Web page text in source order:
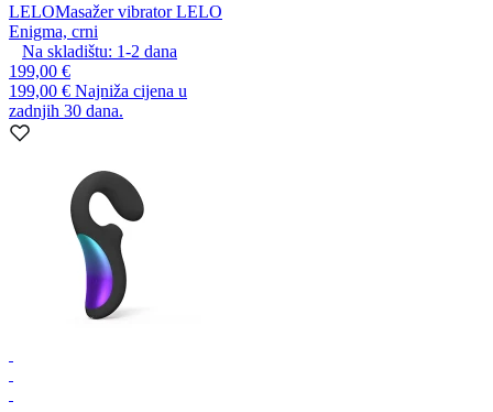
LELOMasažer vibrator LELO
Enigma, crni
Na skladištu: 1-2 dana
199,00 €
199,00 € Najniža cijena u
zadnjih 30 dana.